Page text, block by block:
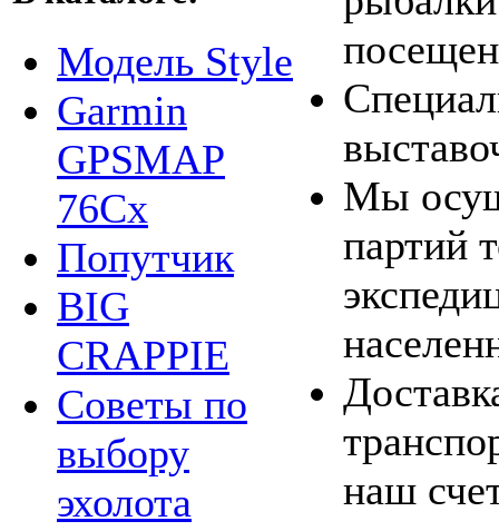
Модель Style
Garmin
GPSMAP
76Cx
Попутчик
BIG
CRAPPIE
Советы по
выбору
эхолота
Мы
партий
наш